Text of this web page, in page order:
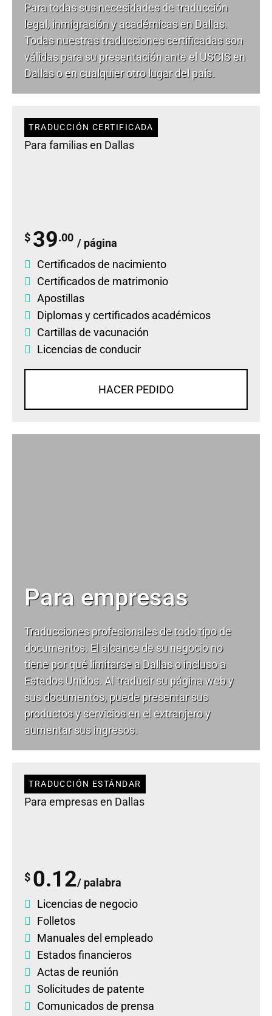
Para todas sus necesidades detraducción
legal, inmigración y académicas en Dallas.
Todas nuestras traducciones certificadas son
válidas para su presentación ante el USCIS en
Dallas o en cualquier otro lugar del país.
TRADUCCIÓN CERTIFICADA
Para familias en Dallas
$ 39.00 / página
Certificados de nacimiento
Certificados de matrimonio
Apostillas
Diplomasycertificados académicos
Cartillas de vacunación
Licencias de conducir
HACER PEDIDO
Para empresas
Traducciones profesionales de todo tipo de
documentos. El alcance de su negocio no
tiene por qué limitarse a Dallas o incluso a
Estados Unidos. Al traducir su página web y
sus documentos, puede presentar sus
productos y servicios en el extranjero y
aumentar sus ingresos.
TRADUCCIÓN ESTÁNDAR
Para empresas en Dallas
$ 0.12/ palabra
Licencias de negocio
Folletos
Manuales del empleado
Estados financieros
Actas de reunión
Solicitudes de patente
Comunicados de prensa